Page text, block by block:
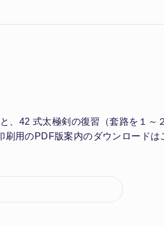
、42 式太極剣の復習（套路を１～
用のPDF版案内のダウンロードは